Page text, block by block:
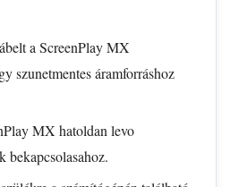
a ScreenPlay MX
szunetmentes áramforráshoz
MX hatoldan levo
bekapcsolasahoz.